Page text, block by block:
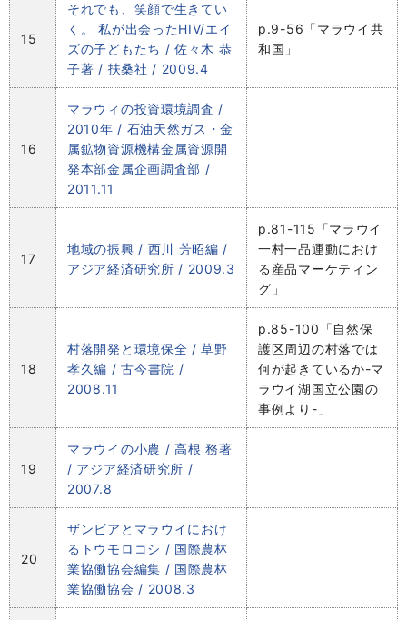
15
それでも、笑顔で生きてい
く。 私が出会ったHIV/エイ
ズの子どもたち / 佐々木 恭
子著 / 扶桑社 / 2009.4
p.9-56「マラウイ共
和国」
16
マラウィの投資環境調査 /
2010年 / 石油天然ガス・金
属鉱物資源機構金属資源開
発本部金属企画調査部 /
2011.11
17
地域の振興 / 西川 芳昭編 /
アジア経済研究所 / 2009.3
p.81-115「マラウイ
一村一品運動におけ
る産品マーケティン
グ」
18
村落開発と環境保全 / 草野
孝久編 / 古今書院 /
2008.11
p.85-100「自然保
護区周辺の村落では
何が起きているか-マ
ラウイ湖国立公園の
事例より-」
19
マラウイの小農 / 高根 務著
/ アジア経済研究所 /
2007.8
20
ザンビアとマラウイにおけ
るトウモロコシ / 国際農林
業協働協会編集 / 国際農林
業協働協会 / 2008.3